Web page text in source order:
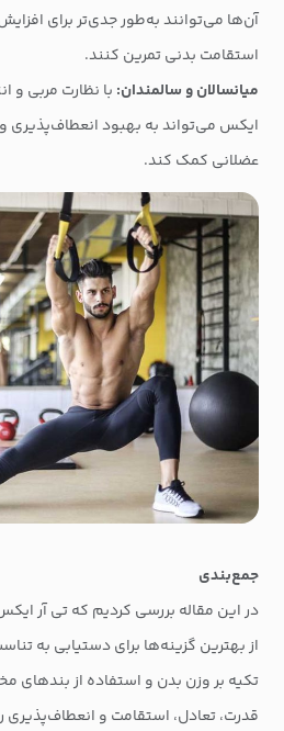
آن‌ها می‌توانند به‌طور جدی‌تر برای
استقامت بدنی تمرین کنند.
میانسالان و سالمندان: با نظارت مربی و
ایکس می‌تواند به بهبود انعطاف‌پذیری
عضلانی کمک کند.
جمع‌بندی
در این مقاله بررسی کردیم که تی آر
از بهترین گزینه‌ها برای دستیابی به
تکیه بر وزن بدن و استفاده از بندهای
قدرت، تعادل، استقامت و انعطاف‌پذیری